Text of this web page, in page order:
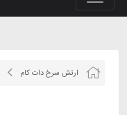
ارتش سرخ دات کام